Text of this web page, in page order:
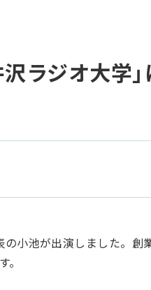
沢ラジオ大学
の小池が出演しました。